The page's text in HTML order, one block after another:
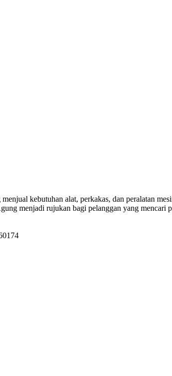
kebutuhan alat, perkakas, dan peralatan
menjadi rujukan bagi pelanggan yang mencari